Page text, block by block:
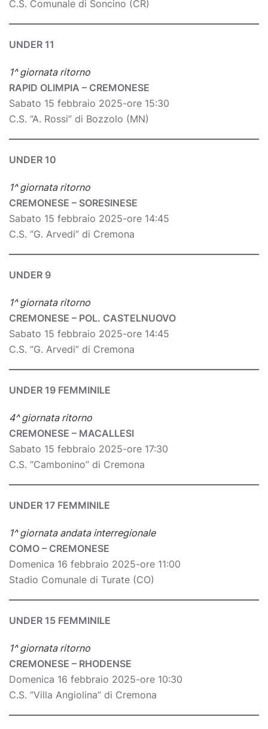
C.S. Comunale di Soncino (CR)
UNDER 11
1^ giornata ritorno
RAPID OLIMPIA – CREMONESE
Sabato 15 febbraio 2025-ore 15:30
C.S. “A. Rossi” di Bozzolo (MN)
UNDER 10
1^ giornata ritorno
CREMONESE – SORESINESE
Sabato 15 febbraio 2025-ore 14:45
C.S. “G. Arvedi” di Cremona
UNDER 9
1^ giornata ritorno
CREMONESE – POL. CASTELNUOVO
Sabato 15 febbraio 2025-ore 14:45
C.S. “G. Arvedi” di Cremona
UNDER 19 FEMMINILE
4^ giornata ritorno
CREMONESE – MACALLESI
Sabato 15 febbraio 2025-ore 17:30
C.S. “Cambonino” di Cremona
UNDER 17 FEMMINILE
1^ giornata andata interregionale
COMO – CREMONESE
Domenica 16 febbraio 2025-ore 11:00
Stadio Comunale di Turate (CO)
UNDER 15 FEMMINILE
1^ giornata ritorno
CREMONESE – RHODENSE
Domenica 16 febbraio 2025-ore 10:30
C.S. “Villa Angiolina” di Cremona